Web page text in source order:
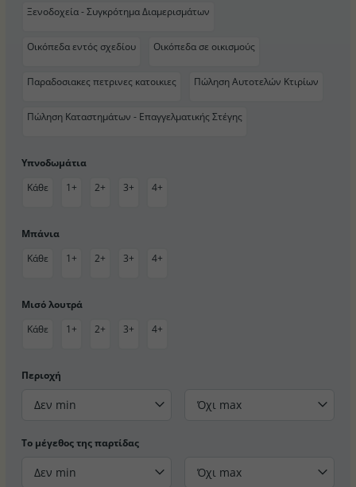
Ξενοδοχεία - Συγκρότημα Διαμερισμάτων
Οικόπεδα εντός σχεδίου Οικόπεδα σε οικισμούς
Παραδοσιακες πετρινες κατοικιες Πώληση Αυτοτελών Κτιρίων
Πώληση Καταστημάτων - Επαγγελματικής Στέγης
Υπνοδωμάτια
Κάθε
1+ 2+ 3+ 4+
Μπάνια
Κάθε
1+ 2+ 3+ 4+
Μισό λουτρά
Κάθε
1+ 2+ 3+ 4+
Περιοχή
Δεν min Όχι max
Το μέγεθος της παρτίδας
Δεν min Όχι max